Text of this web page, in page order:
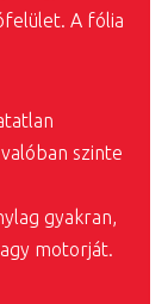
A fólia
szinte
gyakran,
motorját.